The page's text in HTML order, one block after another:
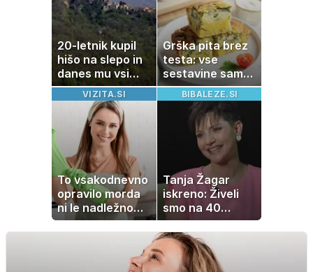
20-letnik kupil
hišo na slepo in
danes mu vsi
zavidajo
Grška pita brez
testa: vse
sestavine samo
zmešate in
pečica opravi
ostalo
VIZITA.SI
To vsakodnevno
opravilo morda
ni le nadležno
delo, pomaga
lahko tudi
BIBALEZE.SI
Tanja Žagar
iskreno: Živeli
smo na 40
kvadratih, a
imela sem vse,
kar otrok
potrebuje